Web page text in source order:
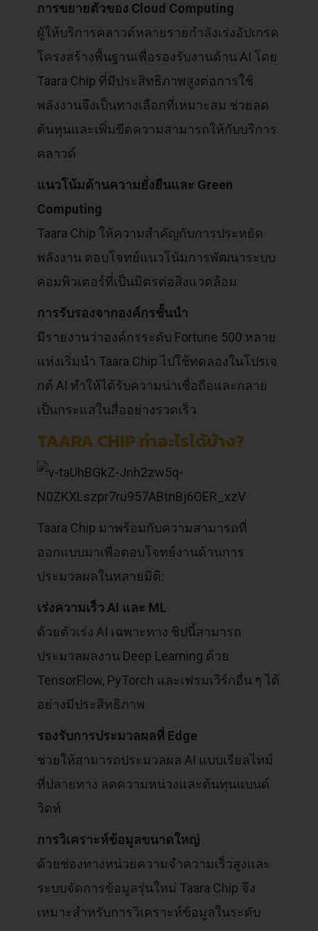
การขยายตัวของ Cloud Computing
ผู้ให้บริการคลาวด์หลายรายกำลังเร่งอัปเกรด
โครงสร้างพื้นฐานเพื่อรองรับงานด้าน AI โดย
Taara Chip ที่มีประสิทธิภาพสูงต่อการใช้
พลังงานจึงเป็นทางเลือกที่เหมาะสม ช่วยลด
ต้นทุนและเพิ่มขีดความสามารถให้กับบริการ
คลาวด์
แนวโน้มด้านความยั่งยืนและ Green
Computing
Taara Chip ให้ความสำคัญกับการประหยัด
พลังงาน ตอบโจทย์แนวโน้มการพัฒนาระบบ
คอมพิวเตอร์ที่เป็นมิตรต่อสิ่งแวดล้อม
การรับรองจากองค์กรชั้นนำ
มีรายงานว่าองค์กรระดับ Fortune 500 หลาย
แห่งเริ่มนำ Taara Chip ไปใช้ทดลองในโปรเจ
กต์ AI ทำให้ได้รับความน่าเชื่อถือและกลาย
เป็นกระแสในสื่ออย่างรวดเร็ว
TAARA CHIP ทำอะไรได้บ้าง?
Taara Chip มาพร้อมกับความสามารถที่
ออกแบบมาเพื่อตอบโจทย์งานด้านการ
ประมวลผลในหลายมิติ:
เร่งความเร็ว AI และ ML
ด้วยตัวเร่ง AI เฉพาะทาง ชิปนี้สามารถ
ประมวลผลงาน Deep Learning ด้วย
TensorFlow, PyTorch และเฟรมเวิร์กอื่น ๆ ได้
อย่างมีประสิทธิภาพ
รองรับการประมวลผลที่ Edge
ช่วยให้สามารถประมวลผล AI แบบเรียลไทม์
ที่ปลายทาง ลดความหน่วงและต้นทุนแบนด์
วิดท์
การวิเคราะห์ข้อมูลขนาดใหญ่
ด้วยช่องทางหน่วยความจำความเร็วสูงและ
ระบบจัดการข้อมูลรุ่นใหม่ Taara Chip จึง
เหมาะสำหรับการวิเคราะห์ข้อมูลในระดับ